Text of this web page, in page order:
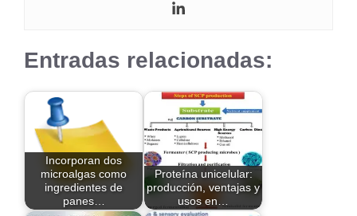
Entradas relacionadas:
Incorporan dos
microalgas como
ingredientes de
panes…
Proteína unicelular:
producción, ventajas y
usos en…